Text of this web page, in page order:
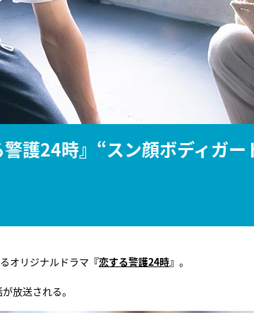
護24時』“スン顔ボディガ
オリジナルドラマ 『恋する警護24時』 。
放送される。